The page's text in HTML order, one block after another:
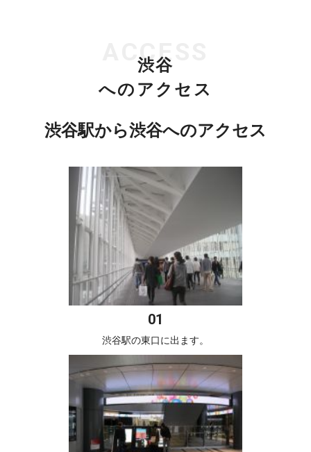
渋谷
へのアクセス
ACCESS
渋谷駅から渋谷へのアクセス
渋谷駅の東口に出ます。